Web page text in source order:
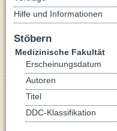
Hilfe und Informationen
Stöbern
Medizinische Fakultät
Erscheinungsdatum
Autoren
Titel
DDC-Klassifikation